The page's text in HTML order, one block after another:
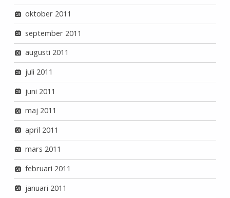
oktober 2011
september 2011
augusti 2011
juli 2011
juni 2011
maj 2011
april 2011
mars 2011
februari 2011
januari 2011